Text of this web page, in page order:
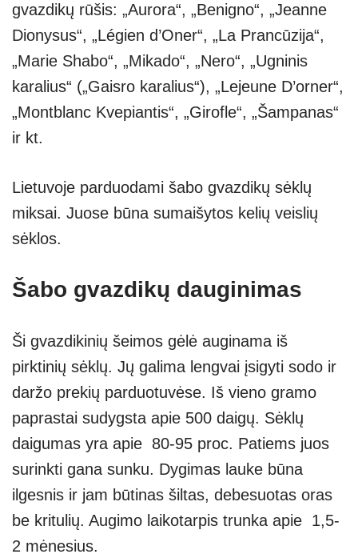
gvazdikų rūšis: „Aurora“, „Benigno“, „Jeanne
Dionysus“, „Légien d’Oner“, „La Prancūzija“,
„Marie Shabo“, „Mikado“, „Nero“, „Ugninis
karalius“ („Gaisro karalius“), „Lejeune D’orner“,
„Montblanc Kvepiantis“, „Girofle“, „Šampanas“
ir kt.
Lietuvoje parduodami šabo gvazdikų sėklų
miksai. Juose būna sumaišytos kelių veislių
sėklos.
Šabo gvazdikų dauginimas
Ši gvazdikinių šeimos gėlė auginama iš
pirktinių sėklų. Jų galima lengvai įsigyti sodo ir
daržo prekių parduotuvėse. Iš vieno gramo
paprastai sudygsta apie 500 daigų. Sėklų
daigumas yra apie 80-95 proc. Patiems juos
surinkti gana sunku. Dygimas lauke būna
ilgesnis ir jam būtinas šiltas, debesuotas oras
be kritulių. Augimo laikotarpis trunka apie 1,5-
2 mėnesius.